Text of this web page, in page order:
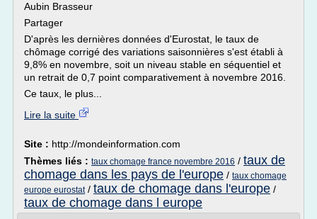
Aubin Brasseur
Partager
D'après les dernières données d'Eurostat, le taux de
chômage corrigé des variations saisonnières s'est établi à
9,8% en novembre, soit un niveau stable en séquentiel et
un retrait de 0,7 point comparativement à novembre 2016.
Ce taux, le plus...
Lire la suite
Site : http://mondeinformation.com
Thèmes liés : taux chomage france novembre 2016 / taux de
chomage dans les pays de l'europe / taux chomage
europe eurostat/ taux de chomage dans l'europe /
taux de chomage dans l europe